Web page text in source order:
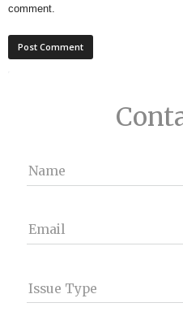
comment.
Name
Email
Issue Type